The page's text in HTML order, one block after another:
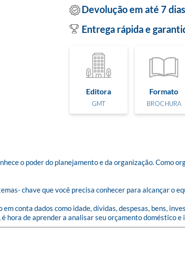
Devolução em até 7 dias
Entrega rápida e
Editora
GMT
Formato
BROCHURA
o poder do planejamento e da organização. Como
chave que você precisa conhecer para alcançar o
conta dados como idade, dívidas, despesas, bens,
hora de aprender a analisar seu orçamento doméstico